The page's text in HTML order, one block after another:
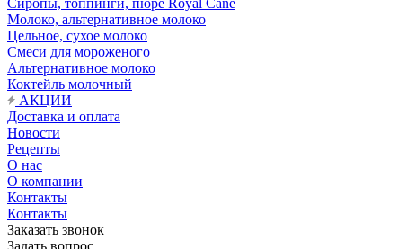
Сиропы, топпинги, пюре Royal Cane
Молоко, альтернативное молоко
Цельное, сухое молоко
Смеси для мороженого
Альтернативное молоко
Коктейль молочный
АКЦИИ
Доставка и оплата
Новости
Рецепты
О нас
О компании
Контакты
Контакты
Заказать звонок
Задать вопрос